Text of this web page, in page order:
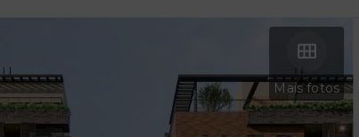
Mais fotos